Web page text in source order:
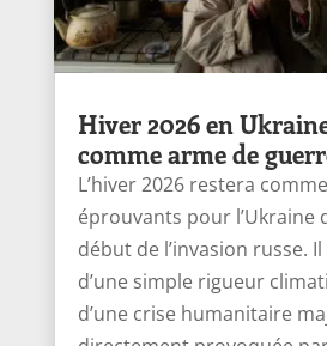
Hiver 2026 en
comme arme de
L’hiver 2026 restera
éprouvants pour l’Ukraine
début de l’invasion russe. Il
d’une simple rigueur
d’une crise humanitaire